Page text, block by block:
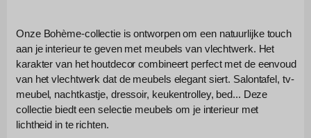
Onze Bohème-collectie is ontworpen om een natuurlijke touch
aan je interieur te geven met meubels van vlechtwerk. Het
karakter van het houtdecor combineert perfect met de eenvoud
van het vlechtwerk dat de meubels elegant siert. Salontafel, tv-
meubel, nachtkastje, dressoir, keukentrolley, bed... Deze
collectie biedt een selectie meubels om je interieur met
lichtheid in te richten.